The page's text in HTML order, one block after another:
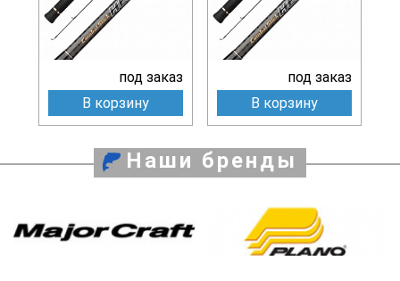
под заказ
В корзину
под заказ
В корзину
Наши бренды